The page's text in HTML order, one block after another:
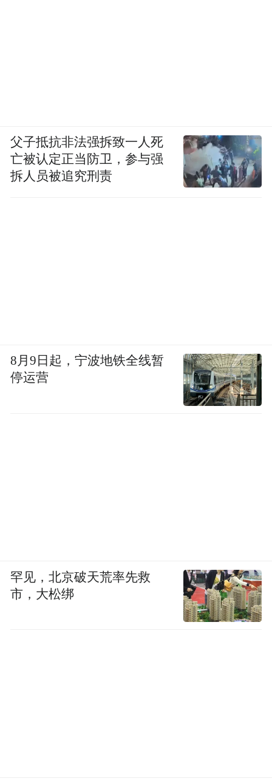
父子抵抗非法强拆致一人死
亡被认定正当防卫，参与强
拆人员被追究刑责
8月9日起，宁波地铁全线暂
停运营
罕见，北京破天荒率先救
市，大松绑